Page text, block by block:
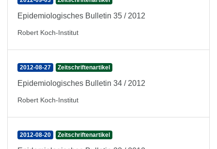
Epidemiologisches Bulletin 35 / 2012
Robert Koch-Institut
2012-08-27 Zeitschriftenartikel
Epidemiologisches Bulletin 34 / 2012
Robert Koch-Institut
2012-08-20 Zeitschriftenartikel